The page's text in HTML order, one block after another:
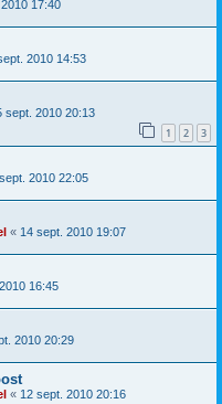
17:40
2010 14:53
sept. 2010 20:13
1 2 3
2010 22:05
« 14 sept. 2010 19:07
16:45
2010 20:29
« 12 sept. 2010 20:16